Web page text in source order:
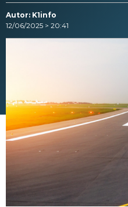
Autor: K1info
12/06/2025 > 20:41